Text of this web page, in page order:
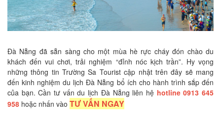
Đà Nẵng đã sẵn sàng cho một mùa hè rực cháy đón chào du
khách đến vui chơi, trải nghiệm “đỉnh nóc kịch trần”. Hy vọng
những thông tin Trường Sa Tourist cập nhật trên đây sẽ mang
đến kinh nghiệm du lịch Đà Nẵng bổ ích cho hành trình sắp đến
của bạn. Cần tư vấn du lịch Đà Nẵng liên hệ hotline 0913 645
958 hoặc nhấn vào TƯ VẤN NGAY